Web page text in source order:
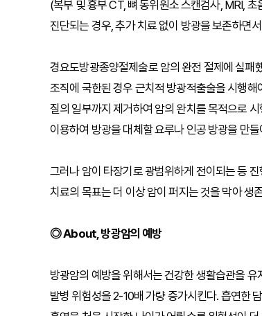
(복부 및 흉부 CT, 뼈 동위원소 스캔검사, MRI,
진단되는 경우, 추가 치료 없이 방광을 보존하면
경요도방광종양절제술로 암의 완전 절제에 실패
조직에 국한된 경우 근치적 방광적출술을 시행
질의 일부까지 제거하여 암의 완치를 목적으로
이용하여 방광을 대체할 요루나 인공 방광을 만
그러나 암이 타장기로 광범위하게 전이되는 등
치료의 목표는 더 이상 암이 퍼지는 것을 막아 생
◎ About, 방광암의 예방
방광암의 예방을 위해서는 건강한 생활습관을
발병 위험성을 2-10배 가량 증가시킨다. 흡연한